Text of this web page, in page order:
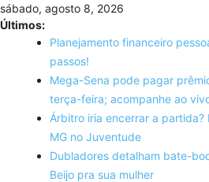
Skip
to
content
sábado, agosto 8, 2026
Últimos:
Planejamento financeiro
passos!
Mega-Sena pode pagar
terça-feira; acompanhe ao
Árbitro iria encerrar a
MG no Juventude
Dubladores detalham bate-
Beijo pra sua mulher